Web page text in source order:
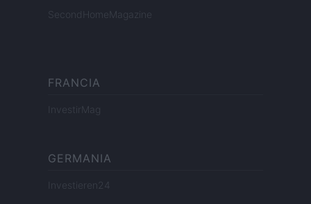
SecondHomeMagazine
FRANCIA
InvestirMag
GERMANIA
Investieren24